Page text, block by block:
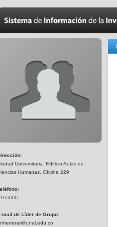
Universitaria. Edificio Aulas de
Humanas. Oficina 229
mail de Líder de Grupo: